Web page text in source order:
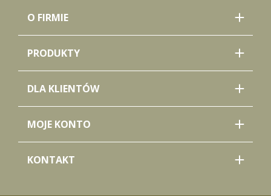
O FIRMIE
PRODUKTY
DLA KLIENTÓW
MOJE KONTO
KONTAKT